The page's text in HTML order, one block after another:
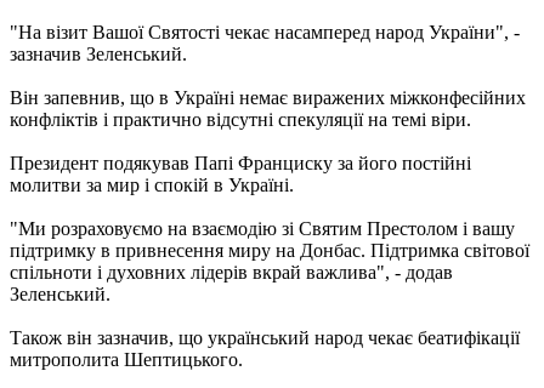
"На візит Вашої Святості чекає насамперед народ України", -
зазначив Зеленський.
Він запевнив, що в Україні немає виражених міжконфесійних
конфліктів і практично відсутні спекуляції на темі віри.
Президент подякував Папі Франциску за його постійні
молитви за мир і спокій в Україні.
"Ми розраховуємо на взаємодію зі Святим Престолом і вашу
підтримку в привнесення миру на Донбас. Підтримка світової
спільноти і духовних лідерів вкрай важлива", - додав
Зеленський.
Також він зазначив, що український народ чекає беатифікації
митрополита Шептицького.